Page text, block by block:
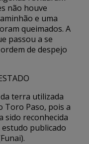
não houve
e uma
queimados. A
passou a se
de despejo
terra utilizada
Toro Paso, pois a
sido reconhecida
estudo publicado